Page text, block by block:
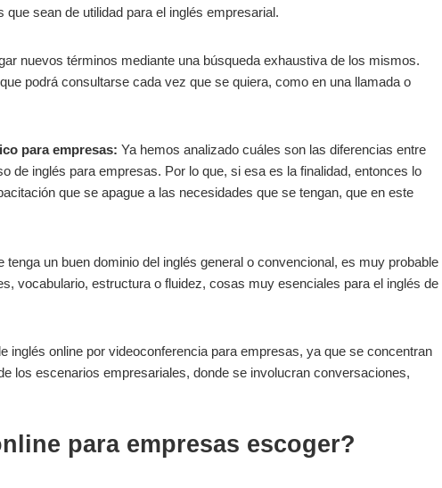
sean de utilidad para el inglés empresarial.
nuevos términos mediante una búsqueda exhaustiva de los mismos.
podrá consultarse cada vez que se quiera, como en una llamada o
para empresas: Ya hemos analizado cuáles son las diferencias entre
de inglés para empresas. Por lo que, si esa es la finalidad, entonces lo
que se apague a las necesidades que se tengan, que en este
un buen dominio del inglés general o convencional, es muy probable
vocabulario, estructura o fluidez, cosas muy esenciales para el inglés de
inglés online por videoconferencia para empresas, ya que se concentran
los escenarios empresariales, donde se involucran conversaciones,
para empresas escoger?